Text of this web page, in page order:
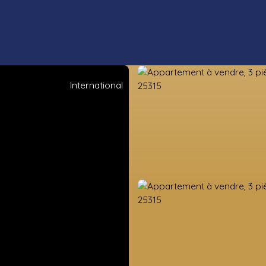
International